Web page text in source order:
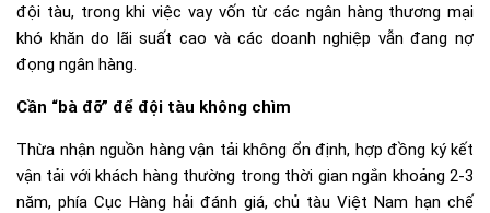
đội tàu, trong khi việc vay vốn từ các ngân hàng thương mại
khó khăn do lãi suất cao và các doanh nghiệp vẫn đang nợ
đọng ngân hàng.
Cần “bà đỡ” để đội tàu không chìm
Thừa nhận nguồn hàng vận tải không ổn định, hợp đồng ký kết
vận tải với khách hàng thường trong thời gian ngắn khoảng 2-3
năm, phía Cục Hàng hải đánh giá, chủ tàu Việt Nam hạn chế